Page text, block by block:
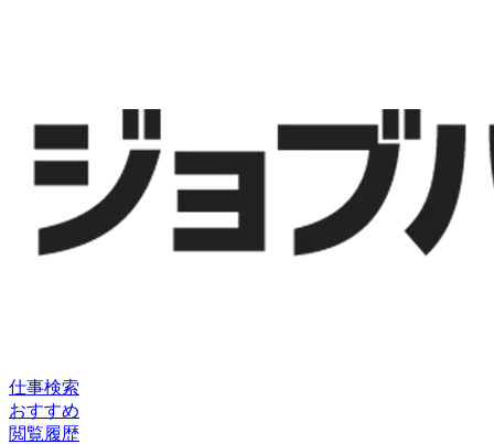
仕事検索
おすすめ
閲覧履歴